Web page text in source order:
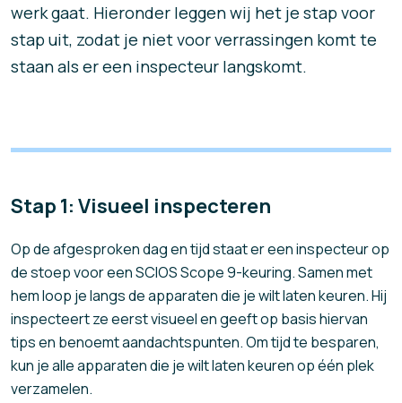
werk gaat. Hieronder leggen wij het je stap voor
stap uit, zodat je niet voor verrassingen komt te
staan als er een inspecteur langskomt.
Stap 1: Visueel inspecteren
Op de afgesproken dag en tijd staat er een inspecteur op
de stoep voor een SCIOS Scope 9-keuring. Samen met
hem loop je langs de apparaten die je wilt laten keuren. Hij
inspecteert ze eerst visueel en geeft op basis hiervan
tips en benoemt aandachtspunten. Om tijd te besparen,
kun je alle apparaten die je wilt laten keuren op één plek
verzamelen.